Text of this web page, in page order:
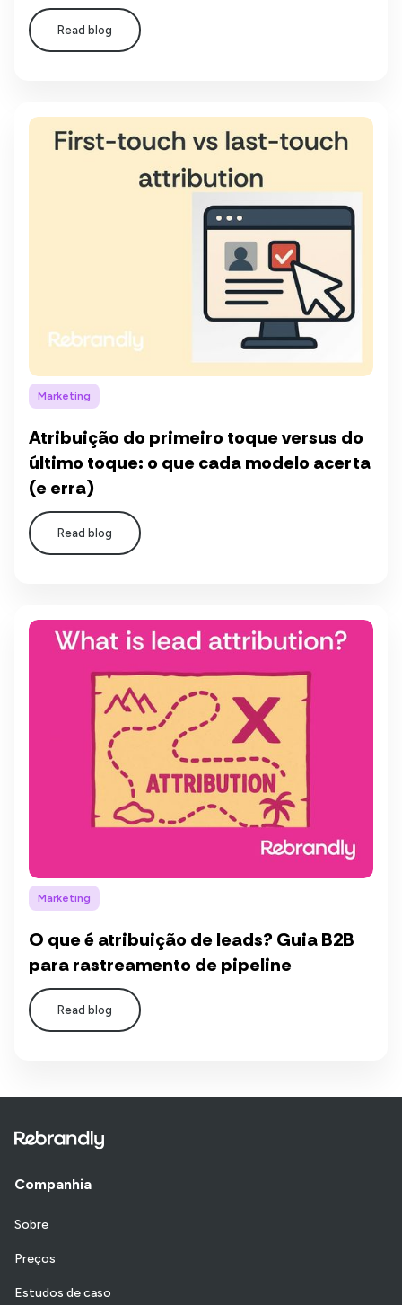
Read blog
Marketing
Atribuição do primeiro toque versus do
último toque: o que cada modelo acerta
(e erra)
Read blog
Marketing
O que é atribuição de leads? Guia B2B
para rastreamento de pipeline
Read blog
Companhia
Sobre
Preços
Estudos de caso